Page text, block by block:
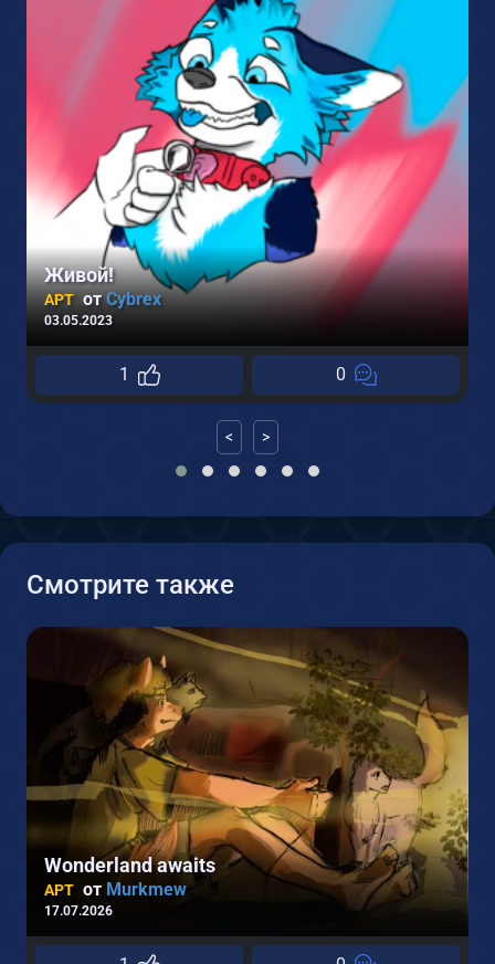
Живой!
АРТ отCybrex
03.05.2023
1 0
< >
Смотрите также
Wonderland awaits
АРТ от Murkmew
17.07.2026